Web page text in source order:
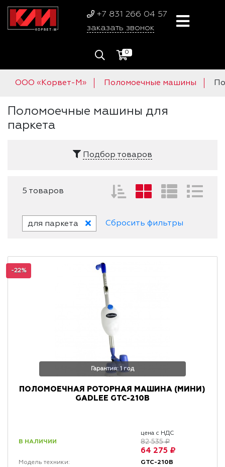
+7 831 266 04 57
заказать звонок
0
ООО «Корвет-М» Поломоечные машины
Поломоечные машины для
паркета
Подбор товаров
5 товаров
для паркета Сбросить фильтры
-22%
Гарантия: 1 год
ПОЛОМОЕЧНАЯ РОТОРНАЯ МАШИНА (МИНИ)
GADLEE GTC-210B
В НАЛИЧИИ
цена с НДС
82 535 ₽
64 275 ₽
Модель техники: GTC-210B